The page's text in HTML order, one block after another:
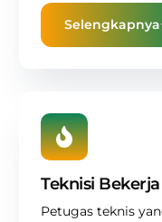
Selengkapnya
Teknisi
Petugas teknis